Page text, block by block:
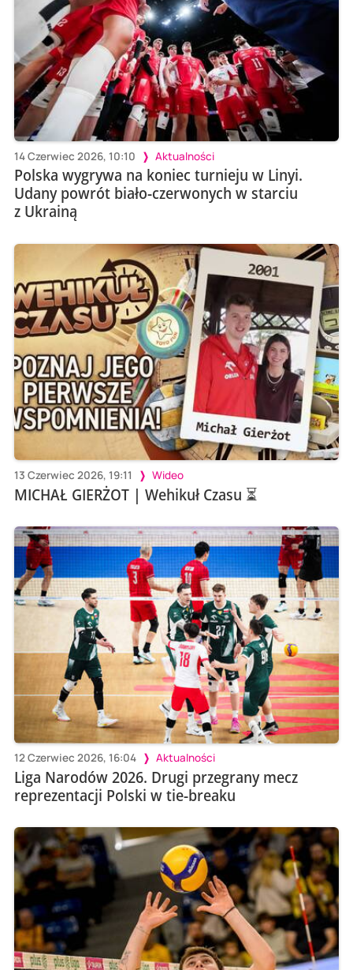
14 Czerwiec 2026, 10:10 Aktualności
Polska wygrywa na koniec turnieju w Linyi.
Udany powrót biało-czerwonych w starciu
z Ukrainą
13 Czerwiec 2026, 19:11 Wideo
MICHAŁ GIERŻOT | Wehikuł Czasu ⏳
12 Czerwiec 2026, 16:04 Aktualności
Liga Narodów 2026. Drugi przegrany mecz
reprezentacji Polski w tie-breaku